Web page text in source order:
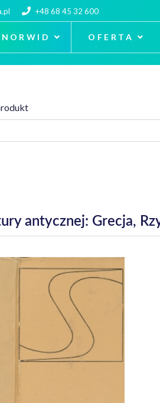
+48 68 45 32 600
OFERTA
antycznej: Grecja,